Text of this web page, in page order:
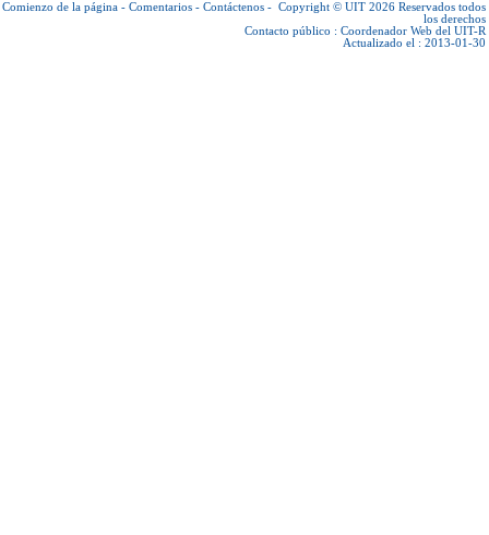
Comienzo de la página - Comentarios - Contáctenos - Copyright © UIT 2026 Reservados todos
los derechos
Contacto público : Coordenador Web del UIT-R
Actualizado el : 2013-01-30